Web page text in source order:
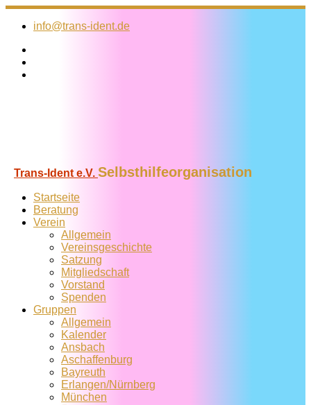
Zum
Inhalt
info@trans-ident.de
Trans-Ident e.V. Selbsthilfeorganisation
Startseite
Beratung
Verein
Allgemein
Vereins­geschichte
Satzung
Mitglied­schaft
Vorstand
Spenden
Gruppen
Allgemein
Kalender
Ansbach
Aschaffenburg
Bayreuth
Erlangen/Nürnberg
München